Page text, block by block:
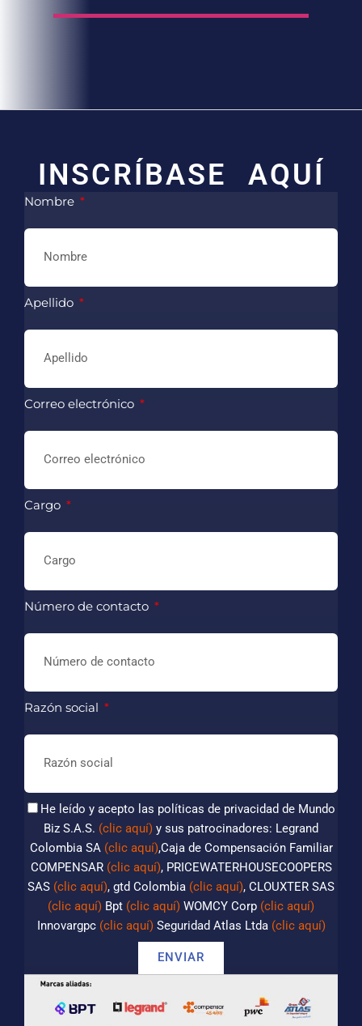
INSCRÍBASE AQUÍ
Nombre
Apellido
Correo electrónico
Cargo
Número de contacto
Razón social
He leído y acepto las políticas de privacidad de Mundo
Biz S.A.S. (clic aquí) y sus patrocinadores: Legrand
Colombia SA (clic aquí),Caja de Compensación Familiar
COMPENSAR (clic aquí), PRICEWATERHOUSECOOPERS
SAS (clic aquí), gtd Colombia (clic aquí), CLOUXTER SAS
(clic aquí) Bpt (clic aquí) WOMCY Corp (clic aquí)
Innovargpc (clic aquí)Seguridad Atlas Ltda (clic aquí)
ENVIAR